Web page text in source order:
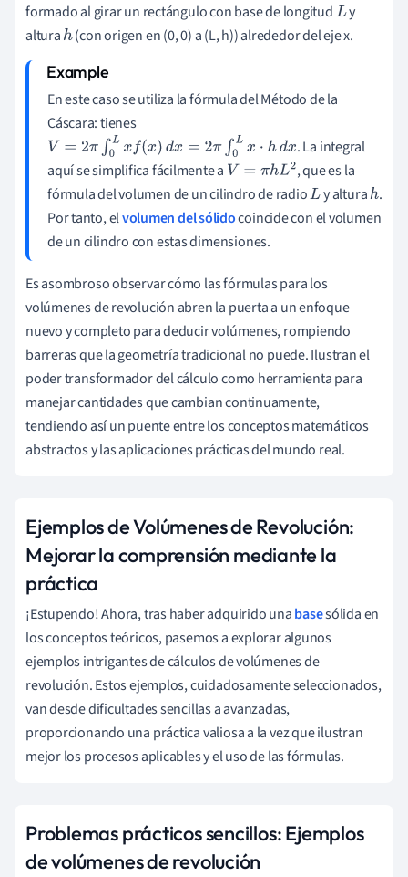
formado al girar un rectángulo con base de longitudLy
alturah(con origen en (0, 0) a (L, h)) alrededor del eje x.
En este caso se utiliza la fórmula del Método de la
Cáscara: tienes
V= 2π 0Lxf(x) dx=2π∫0Lx hd x
. La integral
aquí se simplifica fácilmente a V= πh L2
, que es la
fórmula del volumen de un cilindro de radioL y alturah.
Por tanto, elvolumen del sólidocoincide con el volumen
de un cilindro con estas dimensiones.
Es asombroso observar cómo las fórmulas para los
volúmenes de revolución abren la puerta a un enfoque
nuevo y completo para deducir volúmenes, rompiendo
barreras que la geometría tradicional no puede. Ilustran el
poder transformador del cálculo como herramienta para
manejar cantidades que cambian continuamente,
tendiendo así un puente entre los conceptos matemáticos
abstractos y las aplicaciones prácticas del mundo real.
Ejemplos de Volúmenes de Revolución:
Mejorar la comprensión mediante la
práctica
¡Estupendo! Ahora, tras haber adquirido unabasesólida en
los conceptos teóricos, pasemos a explorar algunos
ejemplos intrigantes de cálculos de volúmenes de
revolución. Estos ejemplos, cuidadosamente seleccionados,
van desde dificultades sencillas a avanzadas,
proporcionando una práctica valiosa a la vez que ilustran
mejor los procesos aplicables y el uso de las fórmulas.
Problemas prácticos sencillos: Ejemplos
de volúmenes de revolución